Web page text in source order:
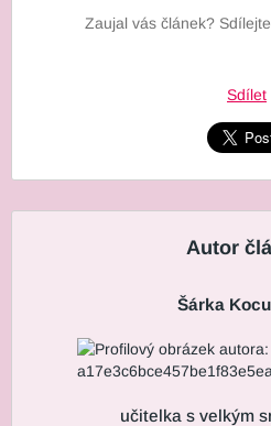
Zaujal vás článek?
Sdílet
Autor
Šárka
učitelka s velkým